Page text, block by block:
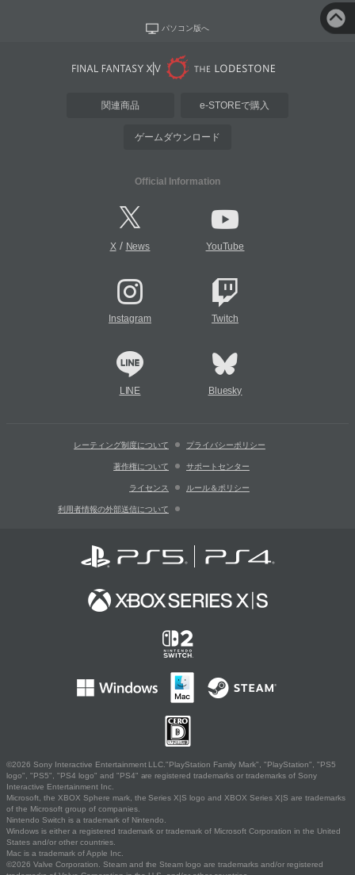
パソコン版へ
関連商品 e-STOREで購入
ゲームダウンロード
Official Information
X/ News YouTube
Instagram Twitch
LINE Bluesky
レーティング制度について プライバシーポリシー
著作権について サポートセンター
ライセンス ルール＆ポリシー
利用者情報の外部送信について
©2026 Sony Interactive Entertainment LLC."PlayStation Family Mark", "PlayStation", "PS5
logo", "PS5", "PS4 logo" and "PS4" are registered trademarks or trademarks of Sony
Interactive Entertainment Inc.
Microsoft, the XBOX Sphere mark, the Series X|S logo and XBOX Series X|S are trademarks
of the Microsoft group of companies.
Nintendo Switch is a trademark of Nintendo.
Windows is either a registered trademark or trademark of Microsoft Corporation in the United
States and/or other countries.
Mac is a trademark of Apple Inc.
©2026 Valve Corporation. Steam and the Steam logo are trademarks and/or registered